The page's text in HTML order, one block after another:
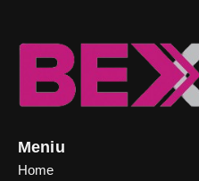
Meniu
Home